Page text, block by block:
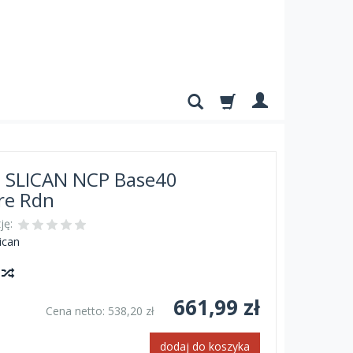
NCP Base40
Rdn
Cena netto: 538,20 zł 661,99 zł
dodaj do koszyka